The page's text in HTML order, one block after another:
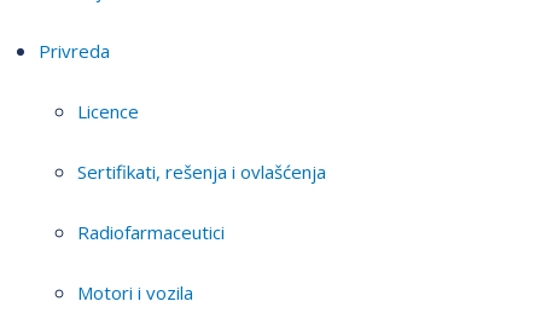
Privreda
Licence
Sertifikati, rešenja i ovlašćenja
Radiofarmaceutici
Motori i vozila